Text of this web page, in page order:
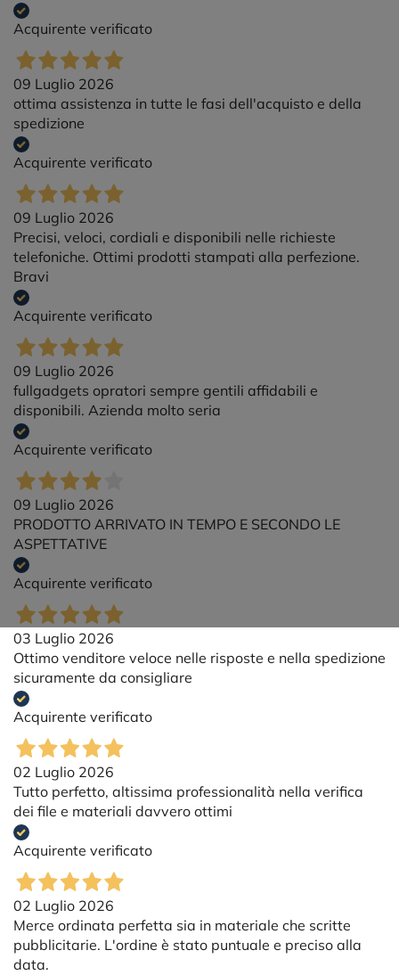
Acquirente verificato
09 Luglio 2026
ottima assistenza in tutte le fasi dell'acquisto e della
spedizione
Acquirente verificato
09 Luglio 2026
Precisi, veloci, cordiali e disponibili nelle richieste
telefoniche. Ottimi prodotti stampati alla perfezione.
Bravi
Acquirente verificato
09 Luglio 2026
fullgadgets opratori sempre gentili affidabili e
disponibili. Azienda molto seria
Acquirente verificato
09 Luglio 2026
PRODOTTO ARRIVATO IN TEMPO E SECONDO LE
ASPETTATIVE
Acquirente verificato
03 Luglio 2026
Ottimo venditore veloce nelle risposte e nella spedizione
sicuramente da consigliare
Acquirente verificato
02 Luglio 2026
Tutto perfetto, altissima professionalità nella verifica
dei file e materiali davvero ottimi
Acquirente verificato
02 Luglio 2026
Merce ordinata perfetta sia in materiale che scritte
pubblicitarie. L'ordine è stato puntuale e preciso alla
data.